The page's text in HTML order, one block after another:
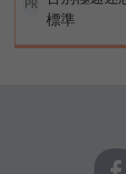
PR
標準